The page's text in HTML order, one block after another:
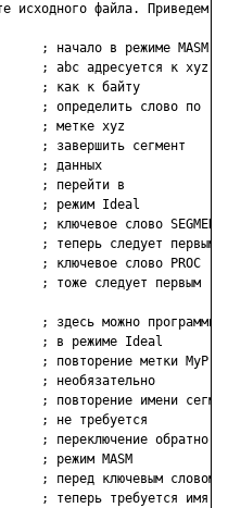
исходного файла. Приведем
; начало в режиме MASM
; abc адресуется к xyz,
; как к байту
; определить слово по
; метке xyz
; завершить сегмент
; данных
; перейти в
; режим Ideal
; ключевое слово SEGMENT
; теперь следует первым
; ключевое слово PROC
; тоже следует первым
; здесь можно
; в режиме Ideal
; повторение метки
; необязательно
; повторение имени
; не требуется
; переключение обратно в
; режим MASM
; перед ключевым словом
; теперь требуется имя